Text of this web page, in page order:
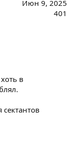
Июн 9, 2025
401
в